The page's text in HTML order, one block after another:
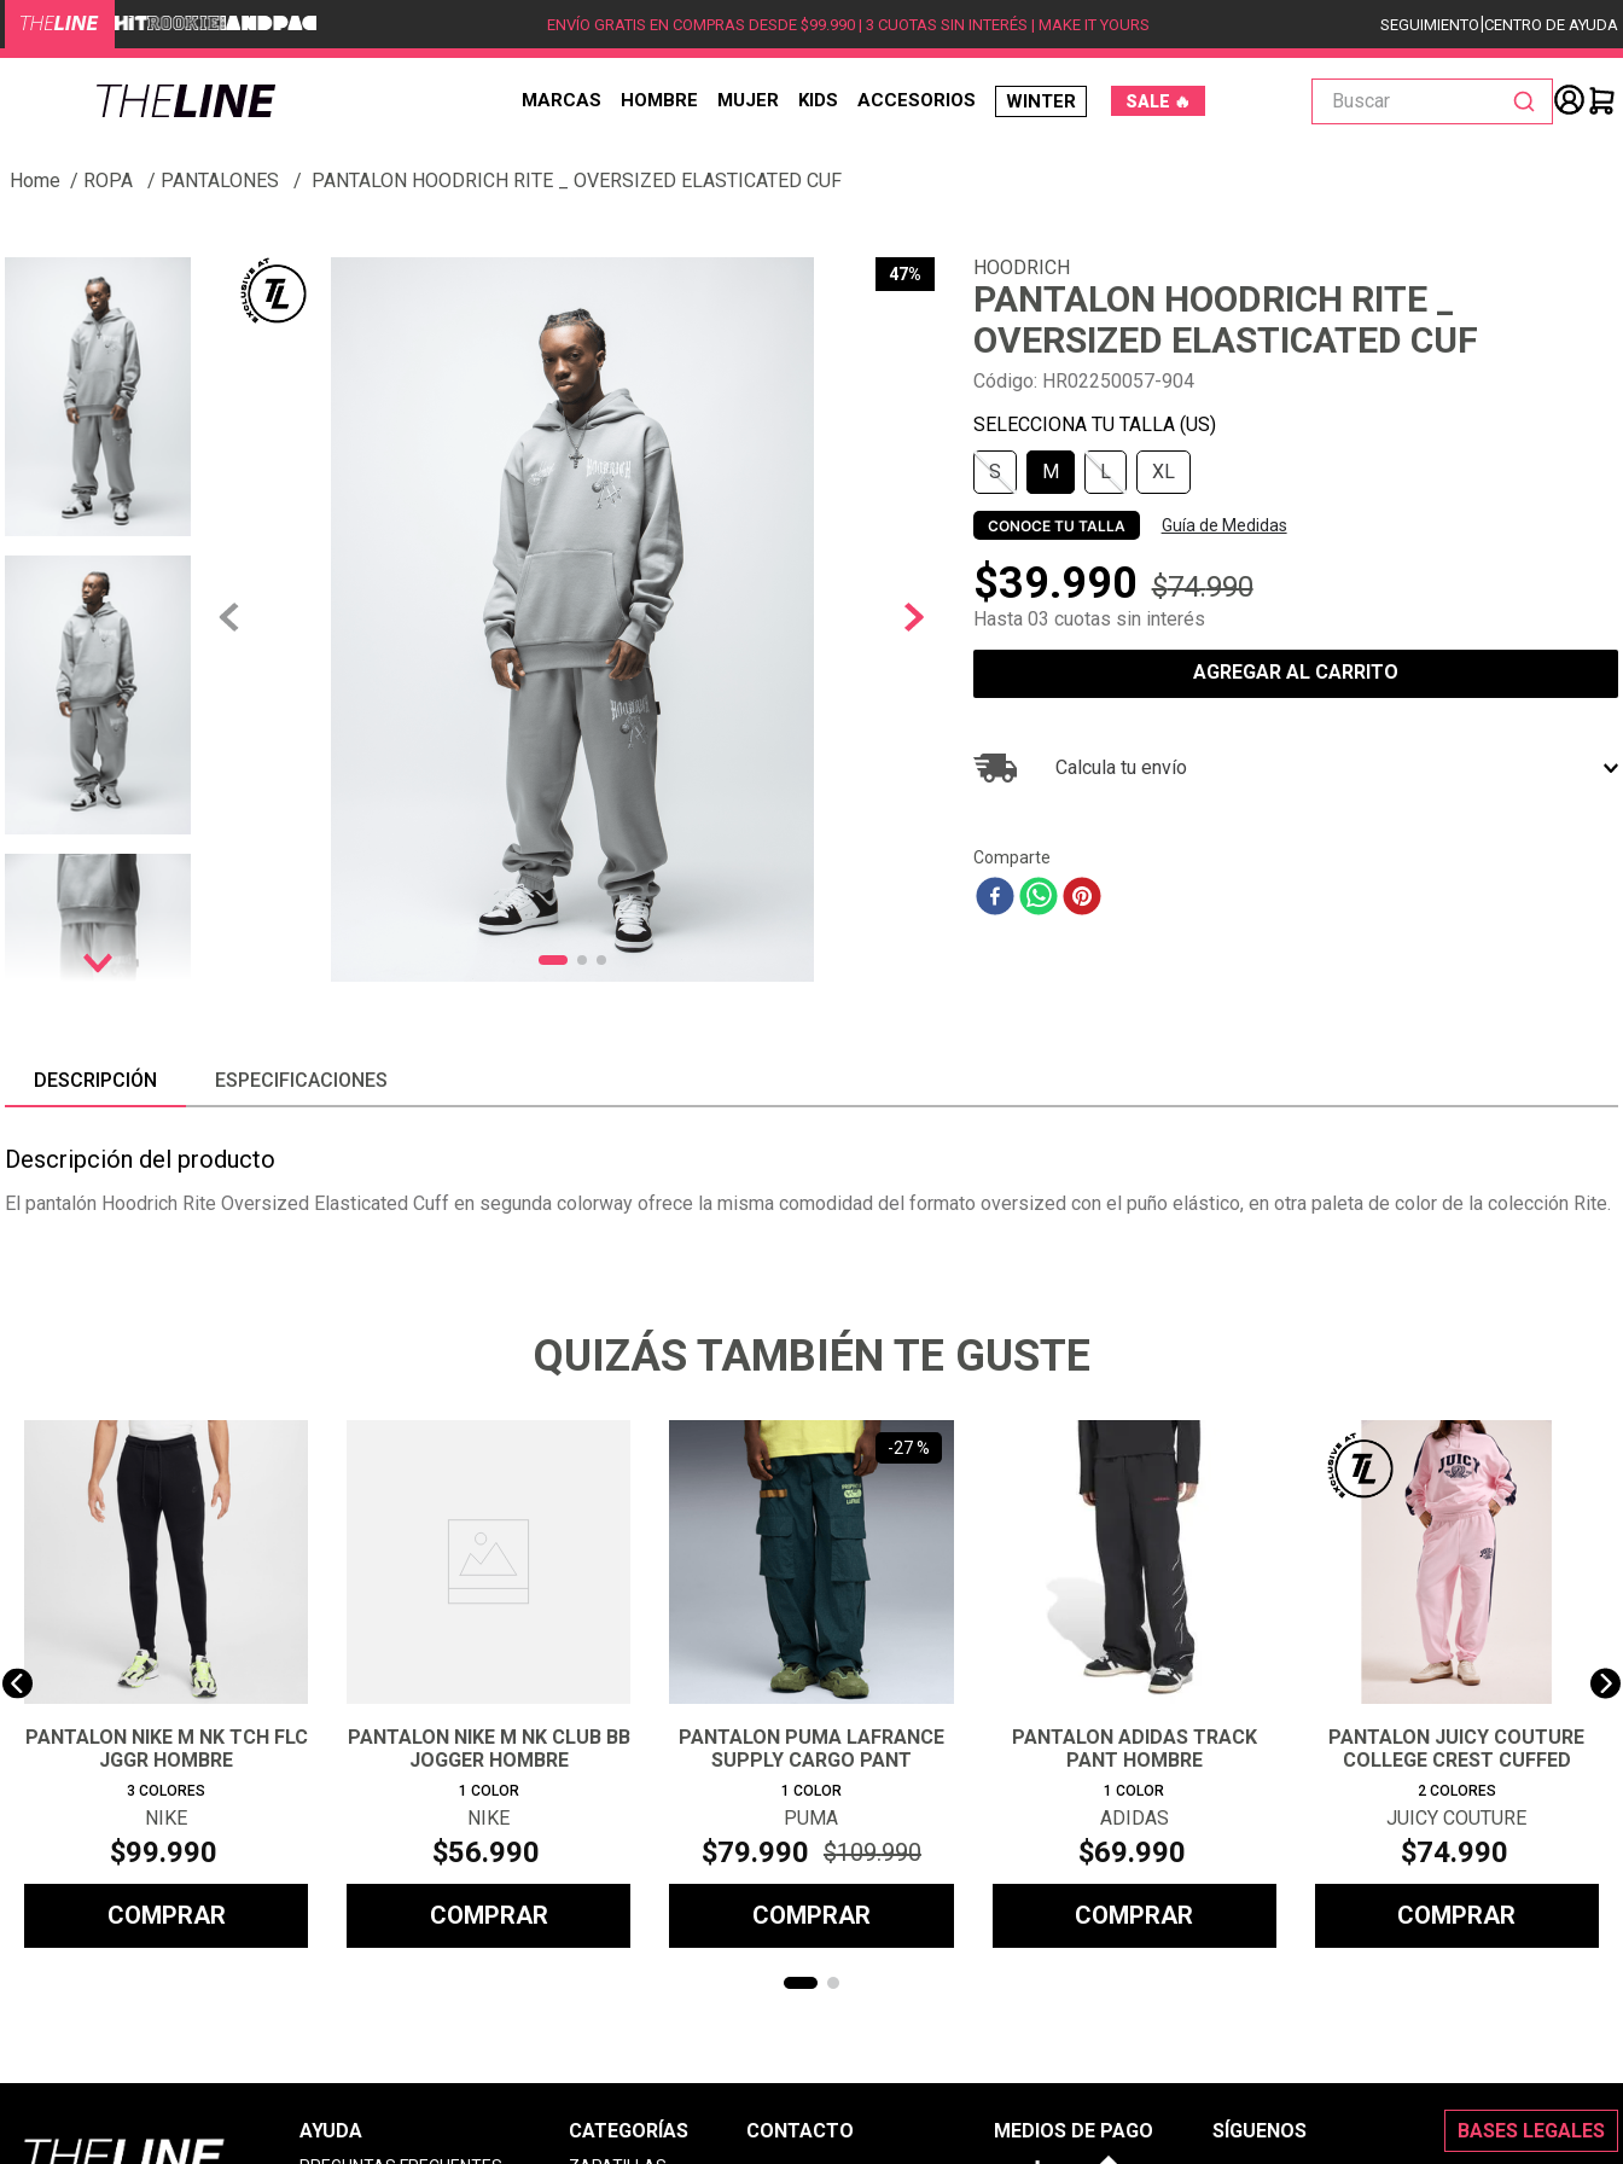
ENVÍO GRATIS EN COMPRAS DESDE $99.990 | 3 CUOTAS SIN INTERÉS | MAKE IT YOURS SEGUIMIENTO|CENTRO DE AYUDA
MARCAS HOMBRE MUJER KIDS ACCESORIOS WINTER SALE 🔥
Buscar
ROPA PANTALONES PANTALON HOODRICH RITE _ OVERSIZED ELASTICATED CUF
47% HOODRICH
PANTALON HOODRICH RITE _
OVERSIZED ELASTICATED CUF
Código: HR02250057-904
S M L XL
CONOCE TU TALLA Guía de Medidas
$39.990 $74.990
Hasta 03 cuotas sin interés
AGREGAR AL CARRITO
Calcula tu envío
Comparte
DESCRIPCIÓN ESPECIFICACIONES
Descripción del producto
El pantalón Hoodrich Rite Oversized Elasticated Cuff en segunda colorway ofrece la misma comodidad del formato oversized con el puño elástico, en otra paleta de color de la colección Rite.
QUIZÁS TAMBIÉN TE GUSTE
PANTALON NIKE M NK TCH FLC
JGGR HOMBRE
3 COLORES
NIKE
$99.990
COMPRAR
PANTALON NIKE M NK CLUB BB
JOGGER HOMBRE
1 COLOR
NIKE
$56.990
COMPRAR
-27 %
PANTALON PUMA LAFRANCE
SUPPLY CARGO PANT
HOMBRE
1 COLOR
PUMA
$79.990 $109.990
COMPRAR
PANTALON ADIDAS TRACK
PANT HOMBRE
1 COLOR
ADIDAS
$69.990
COMPRAR
PANTALON JUICY COUTURE
COLLEGE CREST CUFFED
TRACKP
2 COLORES
JUICY COUTURE
$74.990
COMPRAR
AYUDA CATEGORÍAS CONTACTO MEDIOS DE PAGO SÍGUENOS BASES LEGALES
1
hombre